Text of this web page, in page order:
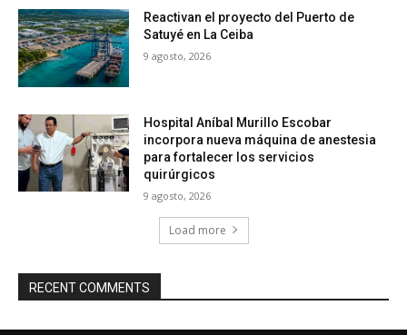
Reactivan el proyecto del Puerto de
Satuyé en La Ceiba
9 agosto, 2026
Hospital Aníbal Murillo Escobar
incorpora nueva máquina de anestesia
para fortalecer los servicios
quirúrgicos
9 agosto, 2026
Load more
RECENT COMMENTS